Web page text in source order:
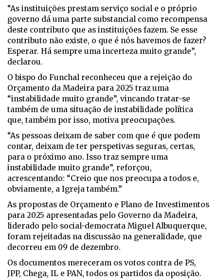
“As instituições prestam serviço social e o próprio
governo dá uma parte substancial como recompensa
deste contributo que as instituições fazem. Se esse
contributo não existe, o que é nós havemos de fazer?
Esperar. Há sempre uma incerteza muito grande”,
declarou.
O bispo do Funchal reconheceu que a rejeição do
Orçamento da Madeira para 2025 traz uma
“instabilidade muito grande”, vincando tratar-se
também de uma situação de instabilidade política
que, também por isso, motiva preocupações.
“As pessoas deixam de saber com que é que podem
contar, deixam de ter perspetivas seguras, certas,
para o próximo ano. Isso traz sempre uma
instabilidade muito grande”, reforçou,
acrescentando: “Creio que nos preocupa a todos e,
obviamente, a Igreja também.”
As propostas de Orçamento e Plano de Investimentos
para 2025 apresentadas pelo Governo da Madeira,
liderado pelo social-democrata Miguel Albuquerque,
foram rejeitadas na discussão na generalidade, que
decorreu em 09 de dezembro.
Os documentos mereceram os votos contra de PS,
JPP, Chega, IL e PAN, todos os partidos da oposição.